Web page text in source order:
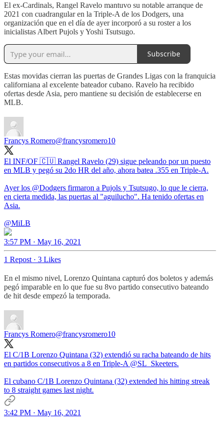
El ex-Cardinals, Rangel Ravelo mantuvo su notable arranque de
2021 con cuadrangular en la Triple-A de los Dodgers, una
organización que en el día de ayer incorporó a su roster a los
inicialistas Albert Pujols y Yoshi Tsutsugo.
Subscribe
Estas movidas cierran las puertas de Grandes Ligas con la franquicia
californiana al excelente bateador cubano. Ravelo ha recibido
ofertas desde Asia, pero mantiene su decisión de establecerse en
MLB.
Francys Romero@francysromero10
El INF/OF 🇨🇺 Rangel Ravelo (29) sigue peleando por un puesto
en MLB y pegó su 2do HR del año, ahora batea .355 en Triple-A.
Ayer los @Dodgers firmaron a Pujols y Tsutsugo, lo que le cierra,
en cierta medida, las puertas al "aguilucho". Ha tenido ofertas en
Asia.
@MiLB
3:57 PM · May 16, 2021
1 Repost · 3 Likes
En el mismo nivel, Lorenzo Quintana capturó dos boletos y además
pegó imparable en lo que fue su 8vo partido consecutivo bateando
de hit desde empezó la temporada.
Francys Romero@francysromero10
El C/1B Lorenzo Quintana (32) extendió su racha bateando de hits
en partidos consecutivos a 8 en Triple-A @SL_Skeeters.
El cubano C/1B Lorenzo Quintana (32) extended his hitting streak
to 8 straight games last night.
3:42 PM · May 16, 2021